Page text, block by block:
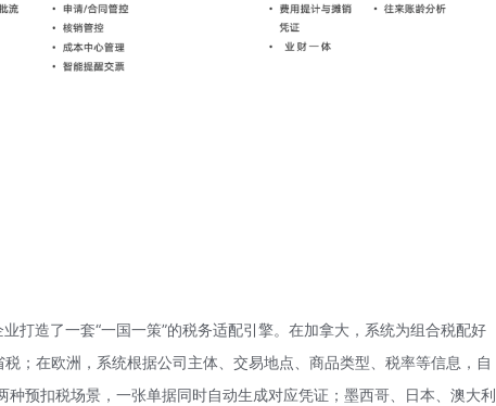
打造了一套“一国一策”的税务适配引擎。在加拿大，系统为组合税配好
；在欧洲，系统根据公司主体、交易地点、商品类型、税率等信息，自
预扣税场景，一张单据同时自动生成对应凭证；墨西哥、日本、澳大利